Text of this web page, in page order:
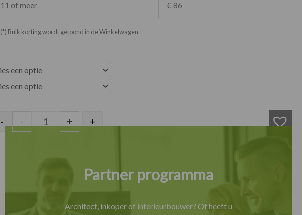
11 of meer € 86
(*) Bulk korting wordt getoond in de Winkelwagen.
Marcin barkruk wit aantal
- - + +
Partner programma
Architect, inkoper of interieurbouwer? Of heeft u